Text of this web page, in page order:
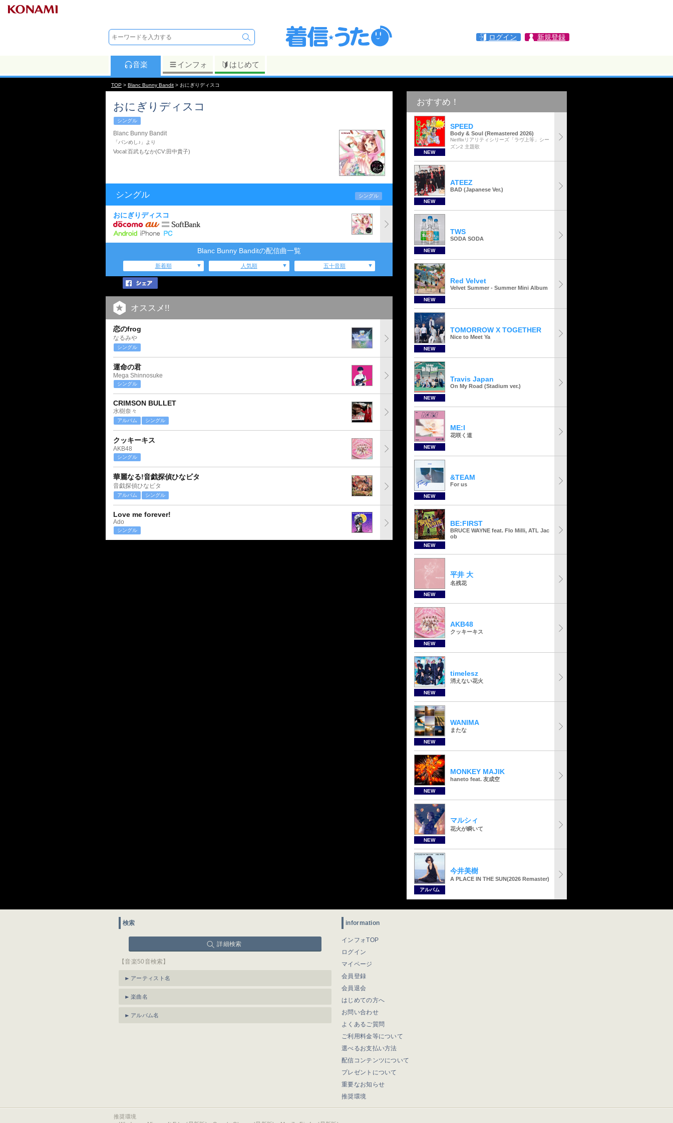
ログイン 新規登録
音楽 インフォ はじめて
TOP > Blanc Bunny Bandit > おにぎりディスコ
おにぎりディスコ
シングル
Blanc Bunny Bandit
「バンめし♪」より
Vocal:百武もなか(CV:田中貴子)
シングル シングル
おにぎりディスコ
Blanc Bunny Banditの配信曲一覧
新着順 人気順 五十音順
オススメ!!
恋のfrog
なるみや
シングル
運命の君
Mega Shinnosuke
シングル
CRIMSON BULLET
水樹奈々
アルバム シングル
クッキーキス
AKB48
シングル
華麗なる!音戯探偵ひなビタ
音戯探偵ひなビタ
アルバム シングル
Love me forever!
Ado
シングル
おすすめ！
NEW
SPEED
Body & Soul (Remastered 2026)
Netflixリアリティシリーズ「ラヴ上等」シー
ズン2 主題歌
NEW
ATEEZ
BAD (Japanese Ver.)
NEW
TWS
SODA SODA
NEW
Red Velvet
Velvet Summer - Summer Mini Album
NEW
TOMORROW X TOGETHER
Nice to Meet Ya
NEW
Travis Japan
On My Road (Stadium ver.)
NEW
ME:I
花咲く道
NEW
&TEAM
For us
NEW
BE:FIRST
BRUCE WAYNE feat. Flo Milli, ATL Jac
ob
NEW
平井 大
名残花
NEW
AKB48
クッキーキス
NEW
timelesz
消えない花火
NEW
WANIMA
またな
NEW
MONKEY MAJIK
haneto feat. 友成空
NEW
マルシィ
花火が瞬いて
アルバム
今井美樹
A PLACE IN THE SUN(2026 Remaster)
検索
詳細検索
【音楽50音検索】
アーティスト名
楽曲名
アルバム名
information
インフォTOP
ログイン
マイページ
会員登録
会員退会
はじめての方へ
お問い合わせ
よくあるご質問
ご利用料金等について
選べるお支払い方法
配信コンテンツについて
プレゼントについて
重要なお知らせ
推奨環境
推奨環境